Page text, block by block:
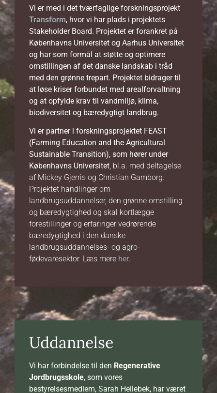
Vi er med i det tværfaglige forskningsprojekt
Transform, hvor vi har plads i projektets
Stakeholder Board. Projektet er forankret på
Københavns Universitet og Aarhus Universitet
og har som formål at støtte og optimere
omstillingen af det danske landskab i tråd
med den grønne trepart. Projektet bidrager til
at løse kriser forbundet med arealforvaltning
og at opfylde krav til vandmiljø, klima,
biodiversitet og bæredygtigt landbrug.
Vi er partner i forskningsprojektet FEAST
(Farming Education and the Agricultural
Sustainable Transition), som hører under
Københavns Universitet, bl.a. med deltagelse
af Mickey Gjerris og Christian Gamborg.
Projektet handlinger om
landbrugsuddannelser, den grønne omstilling
og bæredygtighed og skal kortlægge
forestillinger og erfaringer vedrørende
bæredygtighed i den danske
landbrugsuddannelses- og agro-
fødevaresektor. Læs mere her.
Uddannelse
Vi har forbindelse til den Regenerative
Jordbrugsskole, som vores
bestyrelsesmedlem, Sarah Hellebek, har været